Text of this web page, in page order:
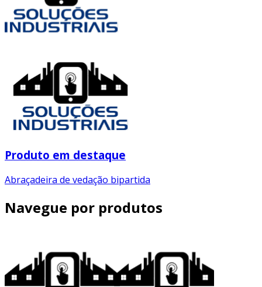
Produto em destaque
Abraçadeira de vedação bipartida
Navegue por produtos